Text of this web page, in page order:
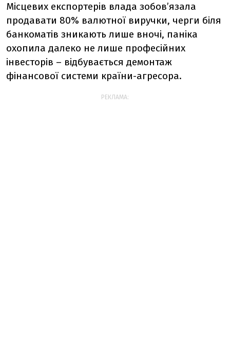
Місцевих експортерів влада зобов’язала
продавати 80% валютної виручки, черги біля
банкоматів зникають лише вночі, паніка
охопила далеко не лише професійних
інвесторів – відбувається демонтаж
фінансової системи країни-агресора.
РЕКЛАМА: